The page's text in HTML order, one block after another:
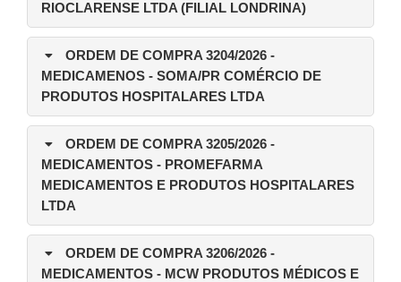
RIOCLARENSE LTDA (FILIAL LONDRINA)
ORDEM DE COMPRA 3204/2026 -
MEDICAMENOS - SOMA/PR COMÉRCIO DE
PRODUTOS HOSPITALARES LTDA
ORDEM DE COMPRA 3205/2026 -
MEDICAMENTOS - PROMEFARMA
MEDICAMENTOS E PRODUTOS HOSPITALARES
LTDA
ORDEM DE COMPRA 3206/2026 -
MEDICAMENTOS - MCW PRODUTOS MÉDICOS E